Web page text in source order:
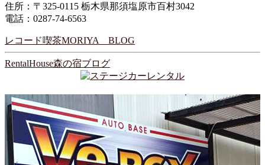
住所：〒325-0115 栃木県那須塩原市百村3042
電話：0287-74-6563
レコード喫茶MORIYA BLOG
RentalHouse森の宿ブログ